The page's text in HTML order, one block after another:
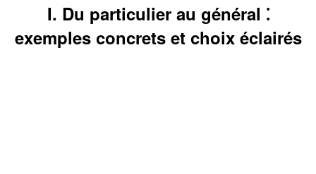
I. Du particulier au général ⁚
exemples concrets et choix éclairés